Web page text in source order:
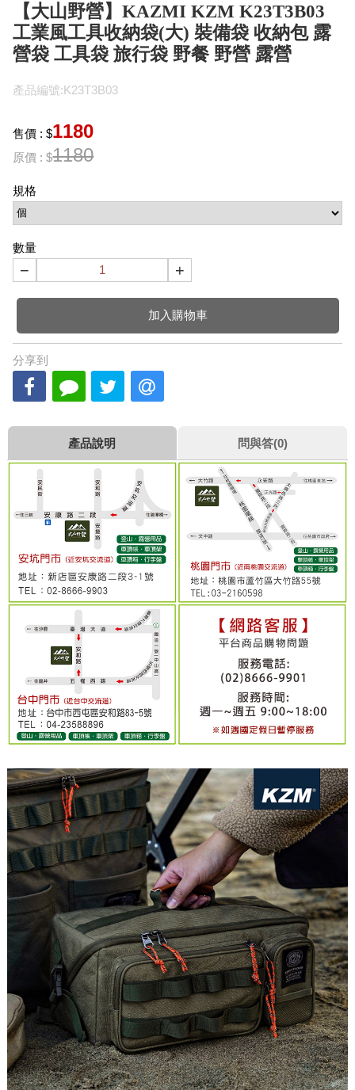
【大山野營】KAZMI KZM K23T3B03
工業風工具收納袋(大) 裝備袋 收納包 露
營袋 工具袋 旅行袋 野餐 野營 露營
產品編號:K23T3B03
售價 : $1180
原價 : $1180
規格
數量
− +
加入購物車
分享到
產品說明 問與答(0)